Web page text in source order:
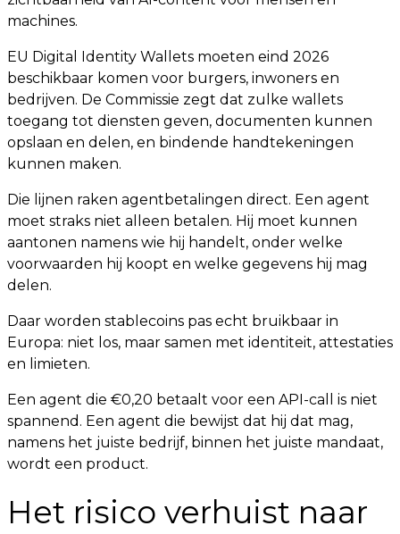
machines.
EU Digital Identity Wallets moeten eind 2026
beschikbaar komen voor burgers, inwoners en
bedrijven. De Commissie zegt dat zulke wallets
toegang tot diensten geven, documenten kunnen
opslaan en delen, en bindende handtekeningen
kunnen maken.
Die lijnen raken agentbetalingen direct. Een agent
moet straks niet alleen betalen. Hij moet kunnen
aantonen namens wie hij handelt, onder welke
voorwaarden hij koopt en welke gegevens hij mag
delen.
Daar worden stablecoins pas echt bruikbaar in
Europa: niet los, maar samen met identiteit, attestaties
en limieten.
Een agent die €0,20 betaalt voor een API-call is niet
spannend. Een agent die bewijst dat hij dat mag,
namens het juiste bedrijf, binnen het juiste mandaat,
wordt een product.
Het risico verhuist naar